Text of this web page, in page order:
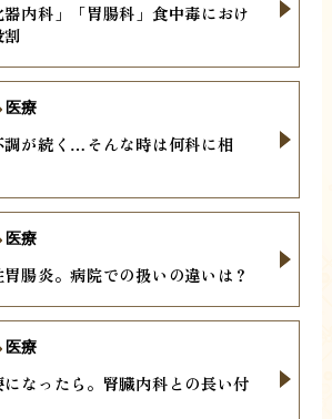
器内科」「胃腸科」食中毒におけ
割
調が続く…そんな時は何科に相
医療
腸炎。病院での扱いの違いは？
医療
なったら。腎臓内科との長い付
医療